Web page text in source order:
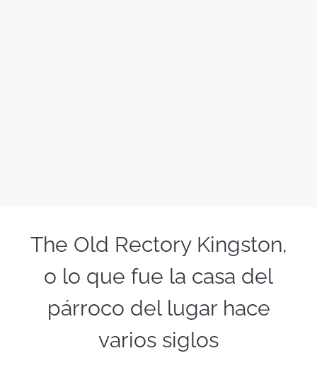
The Old Rectory Kingston,
o lo que fue la casa del
párroco del lugar hace
varios siglos